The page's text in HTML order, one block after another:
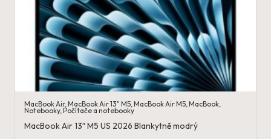
MacBook Air,MacBook Air 13" M5 ,MacBook Air M5 ,MacBook
Notebooky,Počítače a notebooky
MacBook Air 13″ M5 US 2026 Blankytně modrý